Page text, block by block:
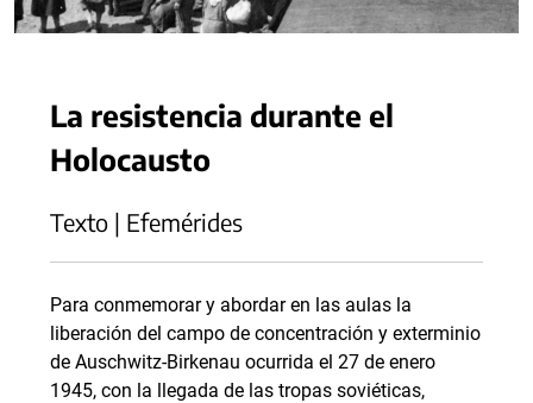
La resistencia durante el
Holocausto
Texto | Efemérides
Para conmemorar y abordar en las aulas la
liberación del campo de concentración y exterminio
de Auschwitz-Birkenau ocurrida el 27 de enero
1945, con la llegada de las tropas soviéticas,